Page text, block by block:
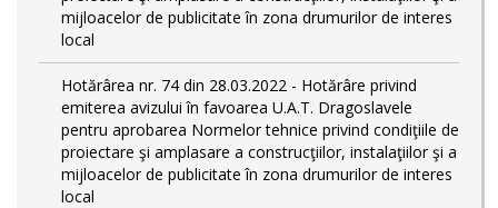
mijloacelor de publicitate în zona drumurilor de interes
local
Hotărârea nr. 74 din 28.03.2022 - Hotărâre privind
emiterea avizului în favoarea U.A.T. Dragoslavele
pentru aprobarea Normelor tehnice privind condiţiile de
proiectare şi amplasare a construcţiilor, instalaţiilor şi a
mijloacelor de publicitate în zona drumurilor de interes
local